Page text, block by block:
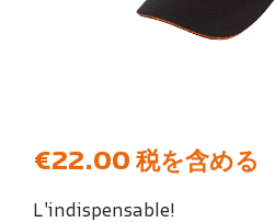
€22.00 税を含める
L'indispensable!